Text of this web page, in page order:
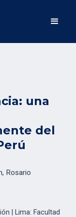
una
del
Rosario
| Lima: Facultad